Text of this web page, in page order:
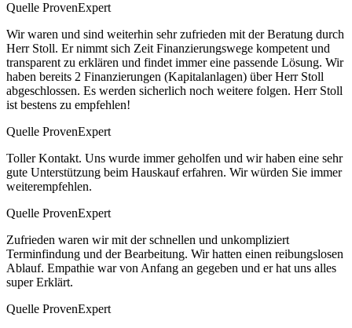
Quelle ProvenExpert
Wir waren und sind weiterhin sehr zufrieden mit der Beratung durch
Herr Stoll. Er nimmt sich Zeit Finanzierungswege kompetent und
transparent zu erklären und findet immer eine passende Lösung. Wir
haben bereits 2 Finanzierungen (Kapitalanlagen) über Herr Stoll
abgeschlossen. Es werden sicherlich noch weitere folgen. Herr Stoll
ist bestens zu empfehlen!
Quelle ProvenExpert
Toller Kontakt. Uns wurde immer geholfen und wir haben eine sehr
gute Unterstützung beim Hauskauf erfahren. Wir würden Sie immer
weiterempfehlen.
Quelle ProvenExpert
Zufrieden waren wir mit der schnellen und unkompliziert
Terminfindung und der Bearbeitung. Wir hatten einen reibungslosen
Ablauf. Empathie war von Anfang an gegeben und er hat uns alles
super Erklärt.
Quelle ProvenExpert